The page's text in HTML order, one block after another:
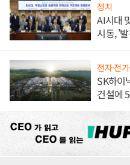
정치
AI시대
시동, '
전자·전
SK하이
건설에